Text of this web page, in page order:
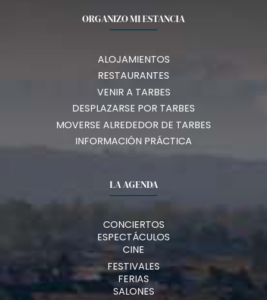
ORGANIZO MI ESTANCIA
ALOJAMIENTOS
RESTAURANTES
VENIR A TARBES
DESPLAZARSE POR TARBES
MOVERSE ALREDEDOR DE TARBES
INFORMACIÓN PRÁCTICA
LA AGENDA
CONCIERTOS
ESPECTÁCULOS
CINE
FESTIVALES
FERIAS
SALONES